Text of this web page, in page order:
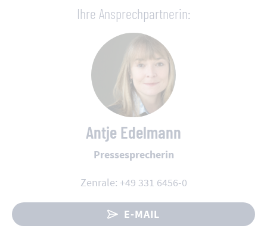
Ihre Ansprechpartnerin:
Antje Edelmann
Pressesprecherin
Zenrale: +49 331 6456-0
E-MAIL